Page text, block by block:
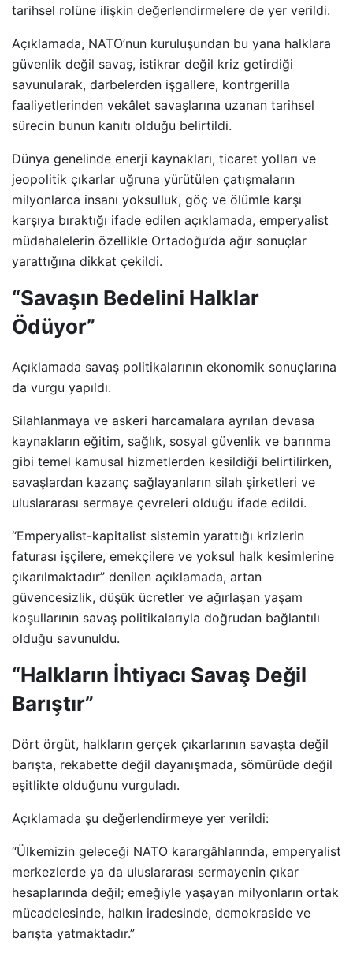
tarihsel rolüne ilişkin değerlendirmelere de yer verildi.
Açıklamada, NATO’nun kuruluşundan bu yana halklara
güvenlik değil savaş, istikrar değil kriz getirdiği
savunularak, darbelerden işgallere, kontrgerilla
faaliyetlerinden vekâlet savaşlarına uzanan tarihsel
sürecin bunun kanıtı olduğu belirtildi.
Dünya genelinde enerji kaynakları, ticaret yolları ve
jeopolitik çıkarlar uğruna yürütülen çatışmaların
milyonlarca insanı yoksulluk, göç ve ölümle karşı
karşıya bıraktığı ifade edilen açıklamada, emperyalist
müdahalelerin özellikle Ortadoğu’da ağır sonuçlar
yarattığına dikkat çekildi.
“Savaşın Bedelini Halklar
Ödüyor”
Açıklamada savaş politikalarının ekonomik sonuçlarına
da vurgu yapıldı.
Silahlanmaya ve askeri harcamalara ayrılan devasa
kaynakların eğitim, sağlık, sosyal güvenlik ve barınma
gibi temel kamusal hizmetlerden kesildiği belirtilirken,
savaşlardan kazanç sağlayanların silah şirketleri ve
uluslararası sermaye çevreleri olduğu ifade edildi.
“Emperyalist-kapitalist sistemin yarattığı krizlerin
faturası işçilere, emekçilere ve yoksul halk kesimlerine
çıkarılmaktadır” denilen açıklamada, artan
güvencesizlik, düşük ücretler ve ağırlaşan yaşam
koşullarının savaş politikalarıyla doğrudan bağlantılı
olduğu savunuldu.
“Halkların İhtiyacı Savaş Değil
Barıştır”
Dört örgüt, halkların gerçek çıkarlarının savaşta değil
barışta, rekabette değil dayanışmada, sömürüde değil
eşitlikte olduğunu vurguladı.
Açıklamada şu değerlendirmeye yer verildi:
“Ülkemizin geleceği NATO karargâhlarında, emperyalist
merkezlerde ya da uluslararası sermayenin çıkar
hesaplarında değil; emeğiyle yaşayan milyonların ortak
mücadelesinde, halkın iradesinde, demokraside ve
barışta yatmaktadır.”